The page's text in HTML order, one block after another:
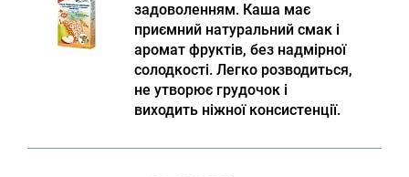
задоволенням. Каша має
приємний натуральний смак і
аромат фруктів, без надмірної
солодкості. Легко розводиться,
не утворює грудочок і
виходить ніжної консистенції.